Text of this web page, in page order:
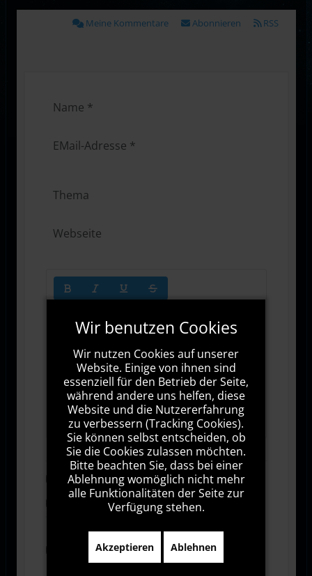
Meine Kommentare Abonnieren RSS
1000Zeichen übrig
Abonnieren
Ich stimme den Allgemeinen
Geschäftsbedingungen zu.
Ich bin damit einverstanden, dass diese Website
meine Daten über dieses Formular erhebt.
Wir benutzen Cookies
Wir nutzen Cookies auf unserer
Website. Einige von ihnen sind
essenziell für den Betrieb der Seite,
während andere uns helfen, diese
Website und die Nutzererfahrung
zu verbessern (Tracking Cookies).
Sie können selbst entscheiden, ob
Sie die Cookies zulassen möchten.
Bitte beachten Sie, dass bei einer
Ablehnung womöglich nicht mehr
alle Funktionalitäten der Seite zur
Verfügung stehen.
Akzeptieren Ablehnen